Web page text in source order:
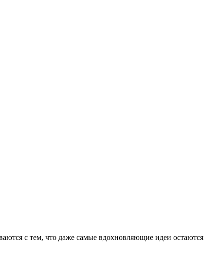
с тем, что даже самые вдохновляющие идеи остаются